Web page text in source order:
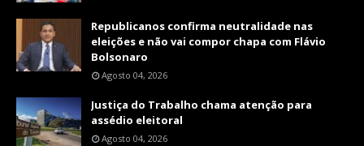
Republicanos confirma neutralidade nas
eleições e não vai compor chapa com Flávio
Bolsonaro
Agosto 04, 2026
Justiça do Trabalho chama atenção para
assédio eleitoral
Agosto 04, 2026